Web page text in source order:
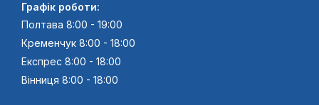
Графік роботи:
Полтава 8:00 - 19:00
Кременчук 8:00 - 18:00
Експрес 8:00 - 18:00
Вінниця 8:00 - 18:00